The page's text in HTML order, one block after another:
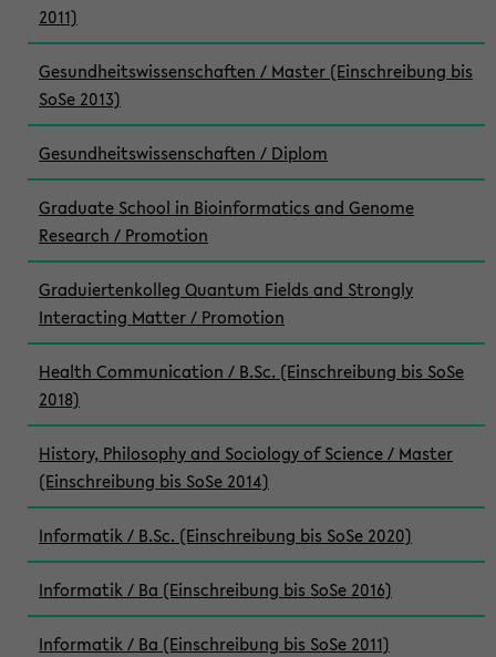
2011)
Gesundheitswissenschaften / Master (Einschreibung bis
SoSe 2013)
Gesundheitswissenschaften / Diplom
Graduate School in Bioinformatics and Genome
Research / Promotion
Graduiertenkolleg Quantum Fields and Strongly
Interacting Matter / Promotion
Health Communication / B.Sc. (Einschreibung bis SoSe
2018)
History, Philosophy and Sociology of Science / Master
(Einschreibung bis SoSe 2014)
Informatik / B.Sc. (Einschreibung bis SoSe 2020)
Informatik / Ba (Einschreibung bis SoSe 2016)
Informatik / Ba (Einschreibung bis SoSe 2011)